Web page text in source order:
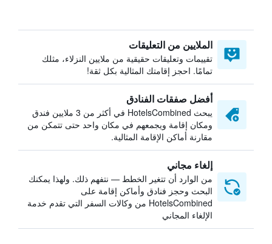
الملايين من التعليقات
تقييمات وتعليقات حقيقية من ملايين النزلاء، مثلك
تمامًا. احجز إقامتك المثالية بكل ثقة!
أفضل صفقات الفنادق
يبحث HotelsCombined في أكثر من 3 ملايين فندق
ومكان إقامة ويجمعهم في مكان واحد حتى تتمكن من
مقارنة أماكن الإقامة المثالية.
إلغاء مجاني
من الوارد أن تتغير الخطط — نتفهم ذلك. ولهذا يمكنك
البحث وحجز فنادق وأماكن إقامة على
HotelsCombined من وكالات السفر التي تقدم خدمة
الإلغاء المجاني